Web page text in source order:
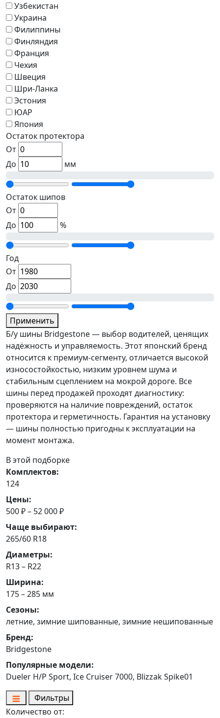
Узбекистан
Украина
Филиппины
Финляндия
Франция
Чехия
Швеция
Шри-Ланка
Эстония
ЮАР
Япония
Остаток протектора
От
До
мм
Остаток шипов
От
До
%
Год
От
До
Применить
Б/у шины Bridgestone — выбор водителей, ценящих
надёжность и управляемость. Этот японский бренд
относится к премиум-сегменту, отличается высокой
износостойкостью, низким уровнем шума и
стабильным сцеплением на мокрой дороге. Все
шины перед продажей проходят диагностику:
проверяются на наличие повреждений, остаток
протектора и герметичность. Гарантия на установку
— шины полностью пригодны к эксплуатации на
момент монтажа.
В этой подборке
Комплектов:
124
Цены:
500 ₽ – 52 000 ₽
Чаще выбирают:
265/60 R18
Диаметры:
R13 – R22
Ширина:
175 – 285 мм
Сезоны:
летние, зимние шипованные, зимние нешипованные
Бренд:
Bridgestone
Популярные модели:
Dueler H/P Sport, Ice Cruiser 7000, Blizzak Spike01
Фильтры
Количество от: